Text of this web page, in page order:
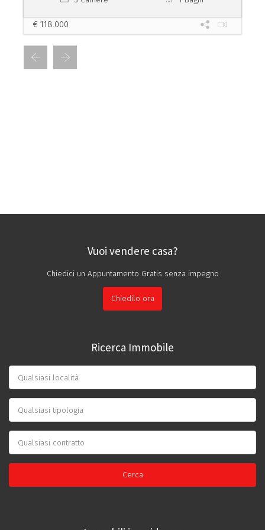
€ 118.000
Vuoi vendere casa?
Chiedici un Appuntamento Gratis senza impegno
Chiedilo ora
Ricerca Immobile